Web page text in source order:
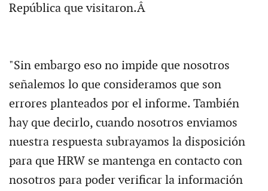
República que visitaron.Â
"Sin embargo eso no impide que nosotros
señalemos lo que consideramos que son
errores planteados por el informe. También
hay que decirlo, cuando nosotros enviamos
nuestra respuesta subrayamos la disposición
para que HRW se mantenga en contacto con
nosotros para poder verificar la información